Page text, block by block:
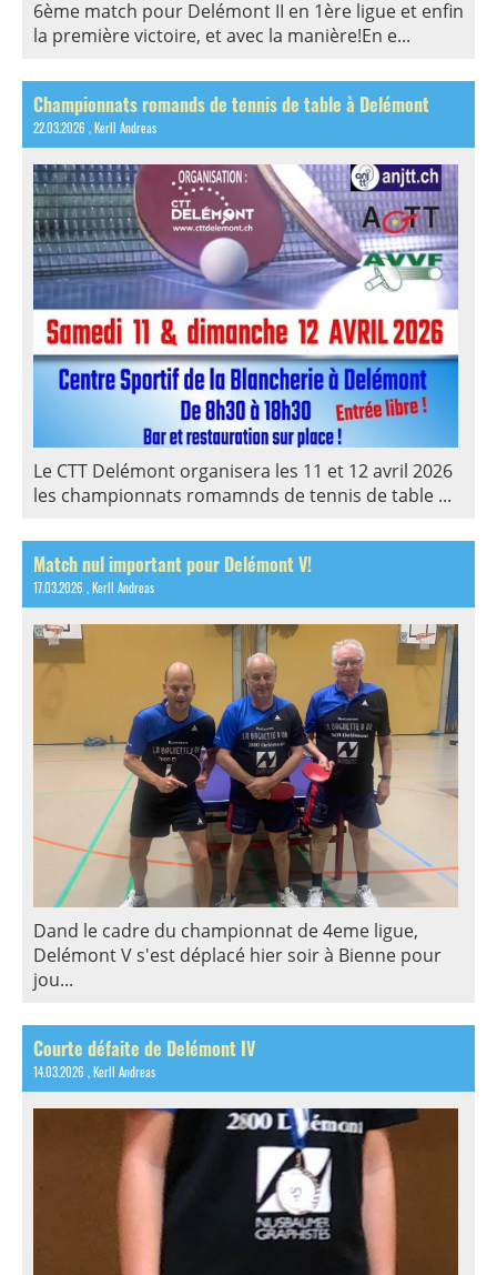
6ème match pour Delémont II en 1ère ligue et enfin
la première victoire, et avec la manière!En e...
Championnats romands de tennis de table à Delémont
22.03.2026 , Kerll Andreas
Le CTT Delémont organisera les 11 et 12 avril 2026
les championnats romamnds de tennis de table ...
Match nul important pour Delémont V!
17.03.2026 , Kerll Andreas
Dand le cadre du championnat de 4eme ligue,
Delémont V s'est déplacé hier soir à Bienne pour
jou...
Courte défaite de Delémont IV
14.03.2026 , Kerll Andreas